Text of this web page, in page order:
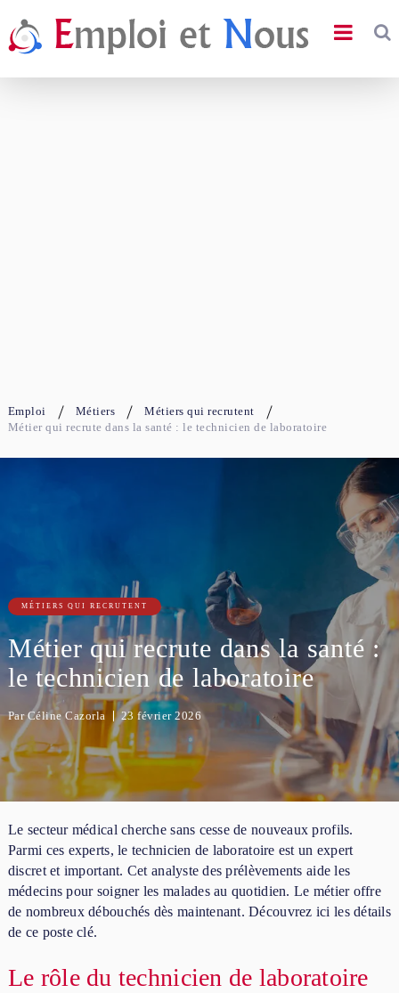
Emploi Métiers
Métiers qui recrutent
Métier qui recrute dans la santé : le technicien de laboratoire
MÉTIERS QUI RECRUTENT
Métier qui recrute dans la santé :
le technicien de laboratoire
ParCéline Cazorla 23 février 2026
Le secteur médical cherche sans cesse de nouveaux profils.
Parmi ces experts, le technicien de laboratoire est un expert
discret et important. Cet analyste des prélèvements aide les
médecins pour soigner les malades au quotidien. Le métier offre
de nombreux débouchés dès maintenant. Découvrez ici les détails
de ce poste clé.
Le rôle du technicien de laboratoire